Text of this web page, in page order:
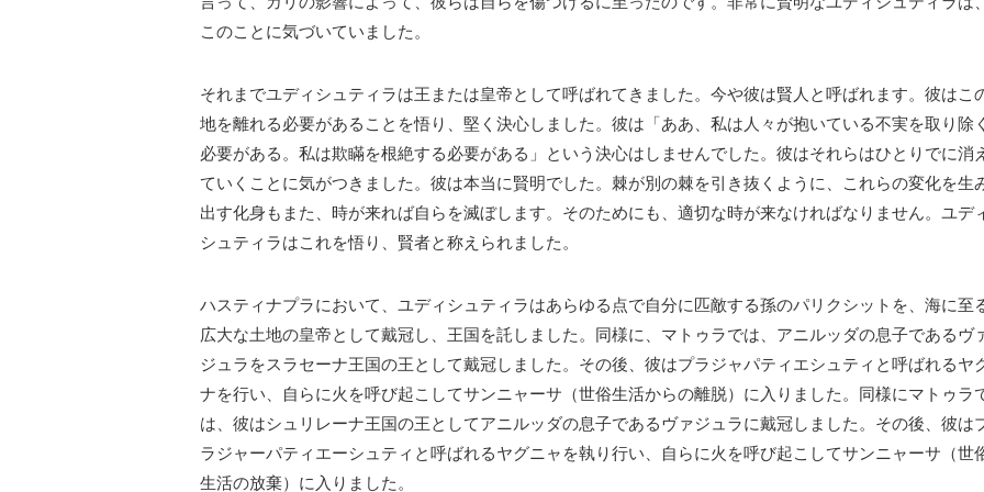
このことに気づいていました。
それまでユディシュティラは王または皇帝として呼ばれてきました。今や彼は賢人と呼ばれます。彼はこ
地を離れる必要があることを悟り、堅く決心しました。彼は「ああ、私は人々が抱いている不実を取り除く
必要がある。私は欺瞞を根絶する必要がある」という決心はしませんでした。彼はそれらはひとりでに消え
ていくことに気がつきました。彼は本当に賢明でした。 棘が別の棘を引き抜くように、これらの変化を生
出す化身もまた、時が来れば自らを滅ぼします。 そのためにも、適切な時が来なければなりません。 ユデ
シュティラはこれを悟り、賢者と称えられました。
ハスティナプラにおいて、ユディシュティラはあらゆる点で自分に匹敵する孫のパリクシットを、海に至
広大な土地の皇帝として戴冠し、王国を託しました。
同様に、マトゥラでは、アニルッダの息子であるヴ
ジュラをスラセーナ王国の王として戴冠しました。 その後、彼はプラジャパティエシュティと呼ばれるヤ
ナを行い、自らに火を呼び起こしてサンニャーサ（世俗生活からの離脱）に入りました。
同様にマトゥラ
は、彼はシュリレーナ王国の王としてアニルッダの息子であるヴァジュラに戴冠しました。その後、彼は
ラジャーパティエーシュティと呼ばれるヤグニャを執り行い、自らに火を呼び起こしてサンニャーサ（世
生活の放棄）に入りました。